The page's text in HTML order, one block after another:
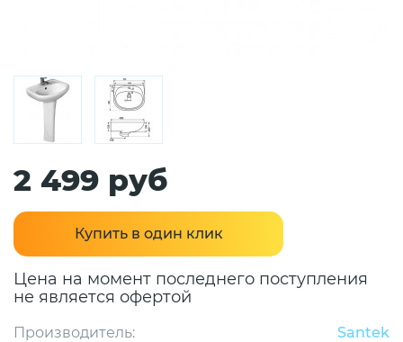
2 499 руб
Купить в один клик
Цена на момент последнего поступления
не является офертой
Производитель:
Santek